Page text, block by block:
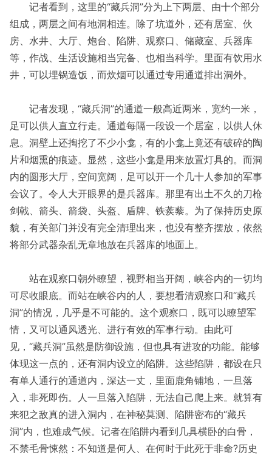
记者看到，这里的“藏兵洞”分为上下两层、由十个部分
组成，两层之间有地洞相连。除了坑道外，还有居室、伙
房、水井、大厅、炮台、陷阱、观察口、储藏室、兵器库
等，作战、生活设施相当完备、也相当科学。里面有饮用水
井，可以埋锅造饭，而炊烟可以通过专用通道排出洞外。
记者发现，“藏兵洞”的通道一般高近两米，宽约一米，
足可以供人直立行走。通道每隔一段设一个居室，以供人休
息。洞壁上还掏挖了不少小龛，有的小龛上竟还有破碎的陶
片和烟熏的痕迹。显然，这些小龛是用来放置灯具的。而洞
内的圆形大厅，空间宽阔，足可以开一个几十人参加的军事
会议了。令人大开眼界的是兵器库。那里有出土不久的刀枪
剑戟、箭头、箭袋、头盔、盾牌、铁蒺藜。为了保持历史原
貌，有关部门并没有完全清理出来，也没有整齐摆放，依然
将部分武器杂乱无章地放在兵器库的地面上。
站在观察口朝外瞭望，视野相当开阔，峡谷内的一切均
可尽收眼底。而站在峡谷内的人，要想看清观察口和“藏兵
洞”的情况，几乎是不可能的。这个观察口，既可以瞭望军
情，又可以通风透光、进行有效的军事行动。由此可
见，“藏兵洞”虽然是防御设施，但也具有进攻的功能。能够
体现这一点的，还有洞内设立的陷阱。这些陷阱，都设在只
有单人通行的通道内，深达一丈，里面鹿角铺地，一旦落
入，非死即伤。人一旦落入陷阱，无法自己爬上来。就算有
来犯之敌真的进入洞内，在神秘莫测、陷阱密布的“藏兵
洞”内，也难成气候。记者在陷阱内看到几具横卧的白骨，
不禁毛骨悚然：不知道是何人、在何时于此死于非命?历史